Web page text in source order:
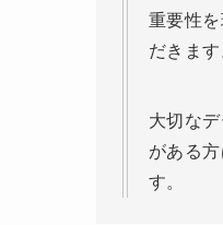
重要性
だきます
大切な
がある
す。